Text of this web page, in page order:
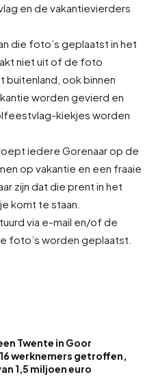
en de vakantievierders
die foto’s geplaatst in het
niet uit of de foto
buitenland, ook binnen
worden gevierd en
kiekjes worden
iedere Gorenaar op de
op vakantie en een fraaie
zijn dat die prent in het
komt te staan.
via e-mail en/of de
foto’s worden geplaatst.
Twente in Goor
werknemers getroffen,
1,5 miljoen euro